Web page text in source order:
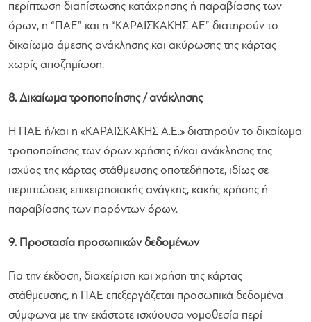
περίπτωση διαπίστωσης κατάχρησης ή παραβίασης των
όρων, η “ΠΑΕ” και η “ΚΑΡΑΙΣΚΑΚΗΣ ΑΕ” διατηρούν το
δικαίωμα άμεσης ανάκλησης και ακύρωσης της κάρτας
χωρίς αποζημίωση.
8. Δικαίωμα τροποποίησης / ανάκλησης
Η ΠΑΕ ή/και η «ΚΑΡΑΙΣΚΑΚΗΣ Α.Ε.» διατηρούν το δικαίωμα
τροποποίησης των όρων χρήσης ή/και ανάκλησης της
ισχύος της κάρτας στάθμευσης οποτεδήποτε, ιδίως σε
περιπτώσεις επιχειρησιακής ανάγκης, κακής χρήσης ή
παραβίασης των παρόντων όρων.
9. Προστασία προσωπικών δεδομένων
Για την έκδοση, διαχείριση και χρήση της κάρτας
στάθμευσης, η ΠΑΕ επεξεργάζεται προσωπικά δεδομένα
σύμφωνα με την εκάστοτε ισχύουσα νομοθεσία περί